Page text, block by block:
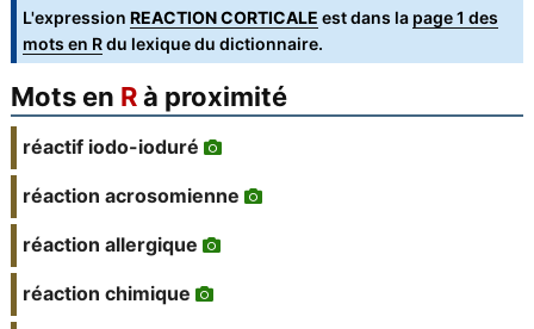
L'expression REACTION CORTICALE est dans la page 1 des
mots en Rdu lexique du dictionnaire.
Mots en Rà proximité
réactif iodo-ioduré
réaction acrosomienne
réaction allergique
réaction chimique